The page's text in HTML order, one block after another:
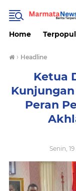
Home
› Headline
Ketua
Peran
Senin,